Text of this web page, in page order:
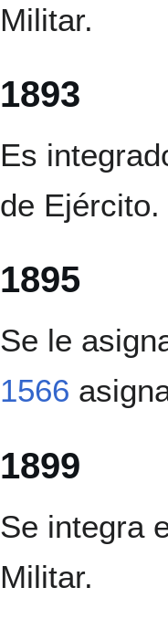
Militar.
1893
Es
de Ejército.
1895
Se le
1566
1899
Se integra
Militar.